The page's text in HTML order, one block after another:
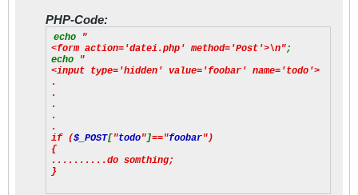
PHP-Code:
echo
"
<form action='datei.php' method='Post'>\n";
echo
"
<input type='hidden' value='foobar' name='todo'>
.
.
.
.
.
if ($_POST["todo"]=="foobar")
{
..........do somthing;
}